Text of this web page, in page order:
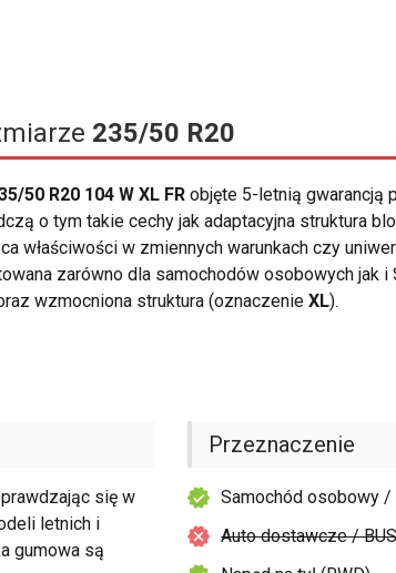
235/50 R20
50 R20 104 W XL FR objęte 5-letnią gwarancją
o tym takie cechy jak adaptacyjna struktura
w zmiennych warunkach czy
zarówno dla samochodów osobowych jak i
wzmocniona struktura (oznaczenie XL).
się w
letnich i
gumowa są
Przeznaczenie
Samochód osobowy /
Auto dostawcze /